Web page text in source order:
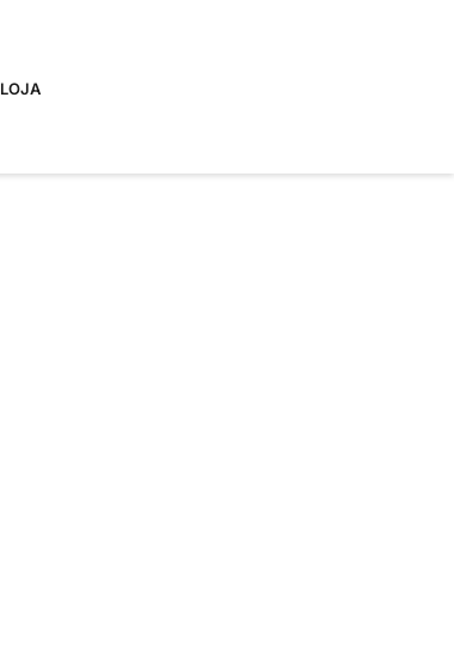
LOJA